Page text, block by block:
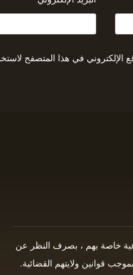
الإلكتروني في هذا المتصفح
خاصة بهم ، بصرف النظر عن
قوانين ولايتهم القضائية.